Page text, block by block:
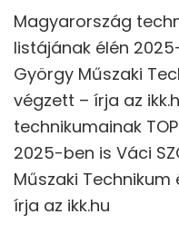
Magyarország
listájának élén
György Műszaki
végzett – írja az
technikumainak
2025-ben is Váci
Műszaki
írja az ikk.hu